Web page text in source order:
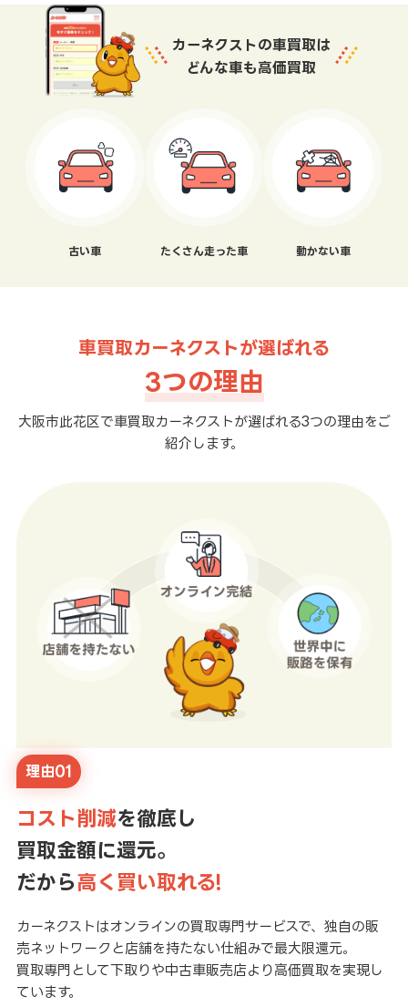
カーネクストの車買取は
どんな車も高価買取
古い車 たくさん走った車 動かない車
車買取カーネクストが選ばれる
3つの理由
大阪市此花区で車買取カーネクストが選ばれる3つの理由をご
紹介します。
理由01
コスト削減を徹底し
買取金額に還元。
だから高く買い取れる!
カーネクストはオンラインの買取専門サービスで、独自の販
売ネットワークと店舗を持たない仕組みで最大限還元。
買取専門として下取りや中古車販売店より高価買取を実現し
ています。